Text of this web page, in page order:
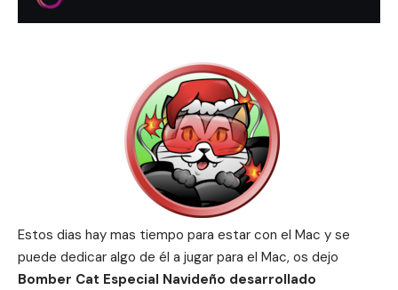
Estos dias hay mas tiempo para estar con el Mac y se
puede dedicar algo de él a jugar para el Mac, os dejo
Bomber Cat Especial Navideño desarrollado